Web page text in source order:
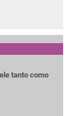
tanto como